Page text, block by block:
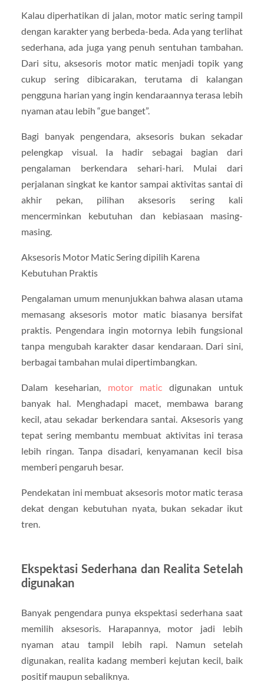
Kalau diperhatikan di jalan, motor matic sering tampil
dengan karakter yang berbeda-beda. Ada yang terlihat
sederhana, ada juga yang penuh sentuhan tambahan.
Dari situ, aksesoris motor matic menjadi topik yang
cukup sering dibicarakan, terutama di kalangan
pengguna harian yang ingin kendaraannya terasa lebih
nyaman atau lebih “gue banget”.
Bagi banyak pengendara, aksesoris bukan sekadar
pelengkap visual. Ia hadir sebagai bagian dari
pengalaman berkendara sehari-hari. Mulai dari
perjalanan singkat ke kantor sampai aktivitas santai di
akhir pekan, pilihan aksesoris sering kali
mencerminkan kebutuhan dan kebiasaan masing-
masing.
Aksesoris Motor Matic Sering dipilih Karena
Kebutuhan Praktis
Pengalaman umum menunjukkan bahwa alasan utama
memasang aksesoris motor matic biasanya bersifat
praktis. Pengendara ingin motornya lebih fungsional
tanpa mengubah karakter dasar kendaraan. Dari sini,
berbagai tambahan mulai dipertimbangkan.
Dalam keseharian, motor matic digunakan untuk
banyak hal. Menghadapi macet, membawa barang
kecil, atau sekadar berkendara santai. Aksesoris yang
tepat sering membantu membuat aktivitas ini terasa
lebih ringan. Tanpa disadari, kenyamanan kecil bisa
memberi pengaruh besar.
Pendekatan ini membuat aksesoris motor matic terasa
dekat dengan kebutuhan nyata, bukan sekadar ikut
tren.
Ekspektasi Sederhana dan Realita Setelah
digunakan
Banyak pengendara punya ekspektasi sederhana saat
memilih aksesoris. Harapannya, motor jadi lebih
nyaman atau tampil lebih rapi. Namun setelah
digunakan, realita kadang memberi kejutan kecil, baik
positif maupun sebaliknya.